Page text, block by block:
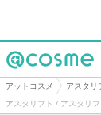
@cosme
アットコスメ アスタリ
アスタリフト / アスタリ